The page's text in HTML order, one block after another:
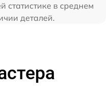
статистике в среднем
деталей.